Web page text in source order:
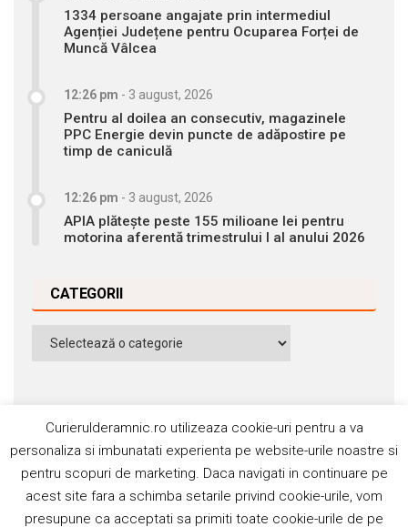
1334 persoane angajate prin intermediul
Agenției Județene pentru Ocuparea Forței de
Muncă Vâlcea
12:26 pm - 3 august, 2026
Pentru al doilea an consecutiv, magazinele
PPC Energie devin puncte de adăpostire pe
timp de caniculă
12:26 pm - 3 august, 2026
APIA plătește peste 155 milioane lei pentru
motorina aferentă trimestrului I al anului 2026
CATEGORII
Categorii
Curierulderamnic.ro utilizeaza cookie-uri pentru a va
personaliza si imbunatati experienta pe website-urile noastre si
pentru scopuri de marketing. Daca navigati in continuare pe
acest site fara a schimba setarile privind cookie-urile, vom
presupune ca acceptati sa primiti toate cookie-urile de pe